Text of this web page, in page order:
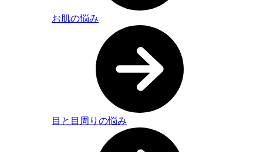
お肌の悩み
目と目周りの悩み